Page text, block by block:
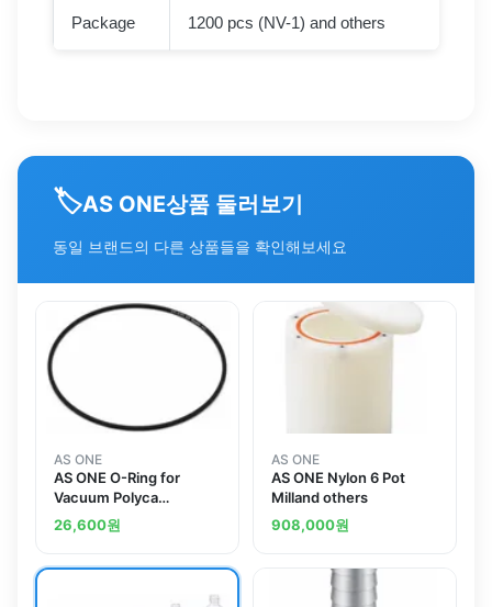
Package 1200 pcs (NV-1) and others
🏷️AS ONE상품 둘러보기
동일 브랜드의 다른 상품들을 확인해보세요
AS ONE
AS ONE O-Ring for
Vacuum Polyca
Desiccator G24
26,600원
AS ONE
AS ONE Nylon 6 Pot
Milland others
908,000원